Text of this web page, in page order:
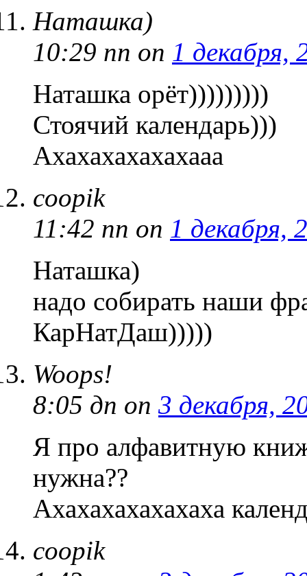
Наташка)
10:29 пп on 1 декабря,
Наташка орёт)))))))))
Стоячий календарь)))
Ахахахахахахааа
coopik
11:42 пп on 1 декабря,
Наташка)
надо собирать наши
КарНатДаш)))))
Woops!
8:05 дп on 3 декабря,
Я про алфавитную
нужна??
Ахахахахахахаха
coopik